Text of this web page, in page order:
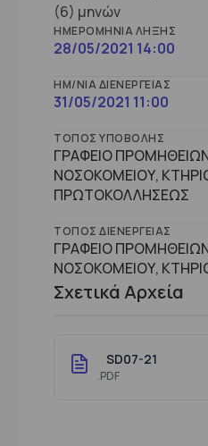
(6) μηνών
ΗΜΕΡΟΜΗΝΊΑ ΛΉΞΗΣ
28/05/2021 14:00
ΗΜ/ΝΊΑ ΔΙΕΝΈΡΓΕΙΑΣ
31/05/2021 11:00
ΤΌΠΟΣ ΥΠΟΒΟΛΉΣ
ΓΡΑΦΕΙΟ
ΝΟΣΟΚΟΜΕΙΟΥ,
ΠΡΩΤΟΚΟΛΛΗΣΕΩΣ
ΤΌΠΟΣ ΔΙΕΝΈΡΓΕΙΑΣ
ΓΡΑΦΕΙΟ
ΝΟΣΟΚΟΜΕΙΟΥ,
Σχετικά Αρχεία
SD07-21
.PDF